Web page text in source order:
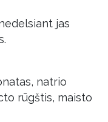
jas
natrio
rūgštis, maisto